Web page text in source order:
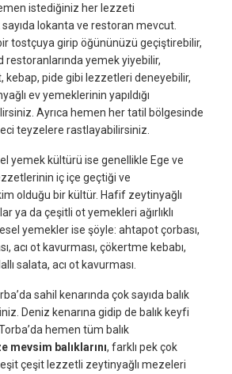
istediğiniz her lezzeti
lokanta ve restoran mevcut.
tostçuya girip öğününüzü geçiştirebilir,
yemek yiyebilir,
kebap, pide gibi lezzetleri deneyebilir,
ev yemeklerinin yapıldığı
Ayrıca hemen her tatil bölgesinde
teyzelere rastlayabilirsiniz.
yemek kültürü ise genellikle Ege ve
iç içe geçtiği ve
olduğu bir kültür. Hafif zeytinyağlı
ya da çeşitli ot yemekleri ağırlıklı
yemekler ise şöyle: ahtapot çorbası,
acı ot kavurması, çökertme kebabı,
salata, acı ot kavurması.
sahil kenarında çok sayıda balık
Deniz kenarına gidip de balık keyfi
hemen tüm balık
mevsim balıklarını, farklı pek çok
çeşit lezzetli zeytinyağlı mezeleri